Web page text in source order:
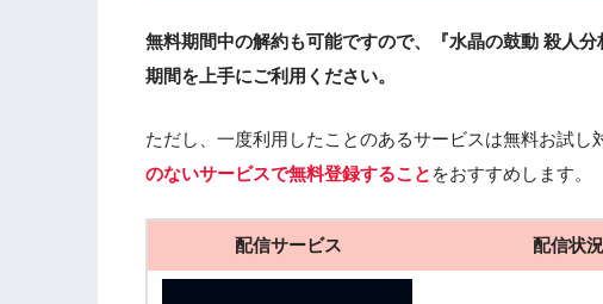
無料期間中の解約も可能ですので、『水晶の鼓動 殺人
期間を上手にご利用ください。
ただし、一度利用したことのあるサービスは無料お試し
のないサービスで無料登録すること をおすすめします。
配信サービス 配信状況